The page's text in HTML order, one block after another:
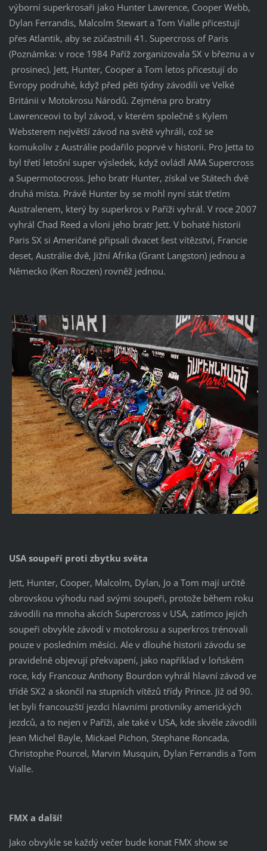
výborní superkrosaři jako Hunter Lawrence, Cooper Webb,
Dylan Ferrandis, Malcolm Stewart a Tom Vialle přicestují
přes Atlantik, aby se zúčastnili 41. Supercross of Paris
(Poznámka: v roce 1984 Paříž zorganizovala SX v březnu a v
prosinec). Jett, Hunter, Cooper a Tom letos přicestují do
Evropy podruhé, když před pěti týdny závodili ve Velké
Británii v Motokrosu Národů. Zejména pro bratry
Lawrenceovi to byl závod, v kterém společně s Kylem
Websterem největší závod na světě vyhráli, což se
komukoliv z Austrálie podařilo poprvé v historii. Pro Jetta to
byl třetí letošní super výsledek, když ovládl AMA Supercross
a Supermotocross. Jeho bratr Hunter, získal ve Státech dvě
druhá místa. Právě Hunter by se mohl nyní stát třetím
Australenem, který by superkros v Paříži vyhrál. V roce 2007
vyhrál Chad Reed a vloni jeho bratr Jett. V bohaté historii
Paris SX si Američané připsali dvacet šest vítězství, Francie
deset, Austrálie dvě, Jižní Afrika (Grant Langston) jednou a
Německo (Ken Roczen) rovněž jednou.
USA soupeří proti zbytku světa
Jett, Hunter, Cooper, Malcolm, Dylan, Jo a Tom mají určitě
obrovskou výhodu nad svými soupeři, protože během roku
závodili na mnoha akcích Supercross v USA, zatímco jejich
soupeři obvykle závodí v motokrosu a superkros trénovali
pouze v posledním měsíci. Ale v dlouhé historii závodu se
pravidelně objevují překvapení, jako například v loňském
roce, kdy Francouz Anthony Bourdon vyhrál hlavní závod ve
třídě SX2 a skončil na stupních vítězů třídy Prince. Již od 90.
let byli francouzští jezdci hlavními protivníky amerických
jezdců, a to nejen v Paříži, ale také v USA, kde skvěle závodili
Jean Michel Bayle, Mickael Pichon, Stephane Roncada,
Christophe Pourcel, Marvin Musquin, Dylan Ferrandis a Tom
Vialle.
FMX a další!
Jako obvykle se každý večer bude konat FMX show se